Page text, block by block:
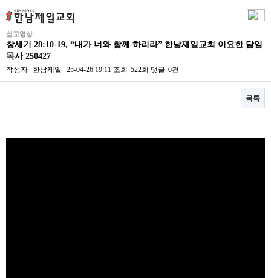
설교영상
창세기 28:10-19, “내가 너와 함께 하리라” 한남제일교회 이요한 담임
목사 250427
작성자 한남제일 25-04-26 19:11 조회 522회 댓글 0건
목록